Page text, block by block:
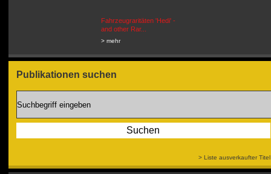
Fahrzeugraritäten 'Hedi' -
and other Rar...
> mehr
Publikationen suchen
> Liste ausverkaufter Titel